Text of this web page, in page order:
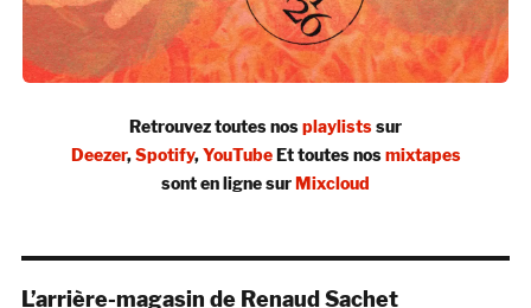
Retrouvez toutes nosplaylistssur
Deezer,Spotify,YouTubeEt toutes nosmixtapes
sont en ligne surMixcloud
L’arrière-magasin de Renaud Sachet